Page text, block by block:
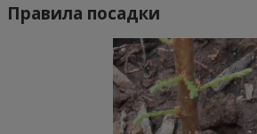
Правила посадки